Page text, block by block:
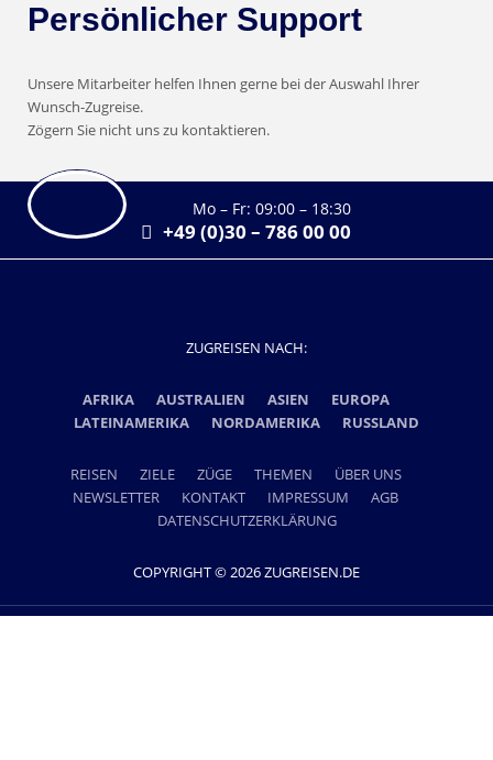
Persönlicher Support
Unsere Mitarbeiter helfen Ihnen gerne bei der Auswahl Ihrer
Wunsch-Zugreise.
Zögern Sie nicht uns zu kontaktieren.
Mo – Fr: 09:00 – 18:30
+49 (0)30 – 786 00 00
ZUGREISEN NACH:
AFRIKA AUSTRALIEN ASIEN
EUROPA
LATEINAMERIKA
NORDAMERIKA RUSSLAND
REISEN ZIELE ZÜGE THEMEN
ÜBER UNS
NEWSLETTER
KONTAKT IMPRESSUM
AGB
DATENSCHUTZERKLÄRUNG
COPYRIGHT © 2026 ZUGREISEN.DE